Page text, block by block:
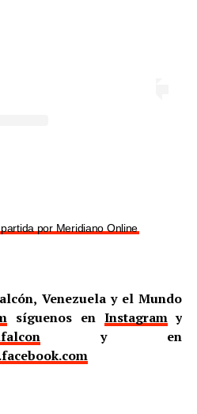
por Meridiano Online
Venezuela y el Mundo
síguenos en Instagramy
y en